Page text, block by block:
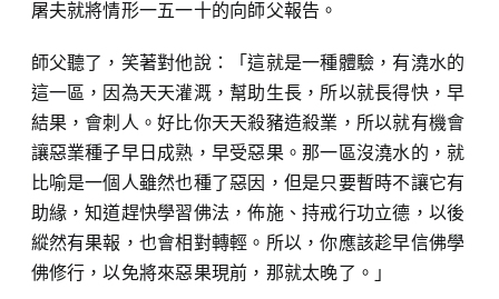
屠夫就將情形一五一十的向師父報告。
師父聽了，笑著對他說：「這就是一種體驗，有澆水的
這一區，因為天天灌溉，幫助生長，所以就長得快，早
結果，會刺人。好比你天天殺豬造殺業，所以就有機會
讓惡業種子早日成熟，早受惡果。那一區沒澆水的，就
比喻是一個人雖然也種了惡因，但是只要暫時不讓它有
助緣，知道趕快學習佛法，佈施、持戒行功立德，以後
縱然有果報，也會相對轉輕。所以，你應該趁早信佛學
佛修行，以免將來惡果現前，那就太晚了。」